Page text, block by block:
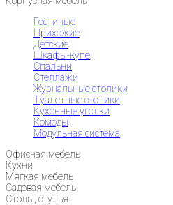
Гостиные
Прихожие
Детские
Шкафы-купе
Спальни
Стеллажи
Журнальные столики
Туалетные столики
Кухонные уголки
Комоды
Модульная система
Офисная мебель
Кухни
Мягкая мебель
Садовая мебель
Столы, стулья